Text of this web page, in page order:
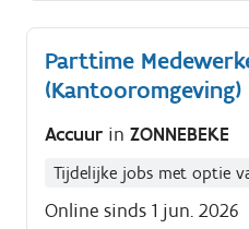
Parttime
(Kantooromgeving)
Accuur in ZONNEBEKE
Tijdelijke jobs met optie
Online sinds 1 jun. 2026